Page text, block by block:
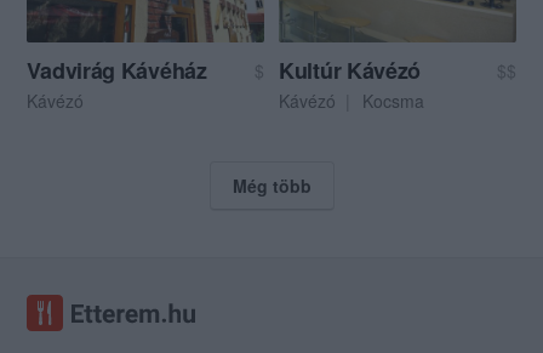
Vadvirág Kávéház
$
Kávézó
Kultúr Kávézó
$$
Kávézó
Kocsma
Még több